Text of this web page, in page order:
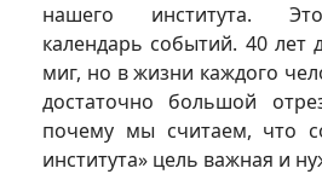
нашего института.
календарь событий. 40 лет
миг, но в жизни каждого
достаточно большой
почему мы считаем, что
института» цель важная и